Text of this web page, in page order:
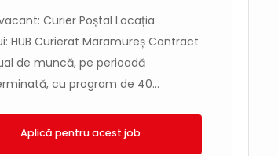
Curier Poștal Locația
HUB Curierat Maramureș Contract
de muncă, pe perioadă
cu program de 40...